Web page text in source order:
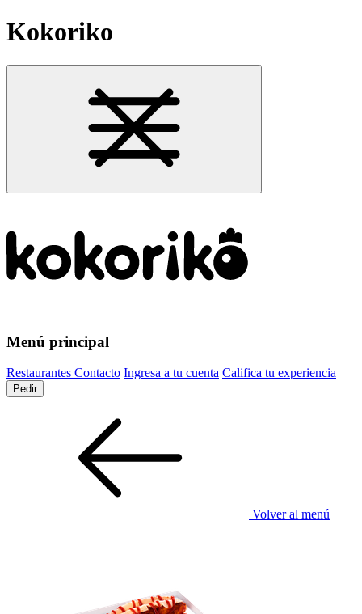
Kokoriko
Menú principal
Restaurantes Contacto Ingresa a tu cuenta Califica tu experiencia
Pedir
Volver al menú